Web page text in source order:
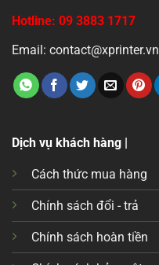
Hotline: 09 3883 1717
Email: contact@xprinter.vn
Dịch vụ khách hàng |
Cách thức mua hàng
Chính sách đổi - trả
Chính sách hoàn tiền